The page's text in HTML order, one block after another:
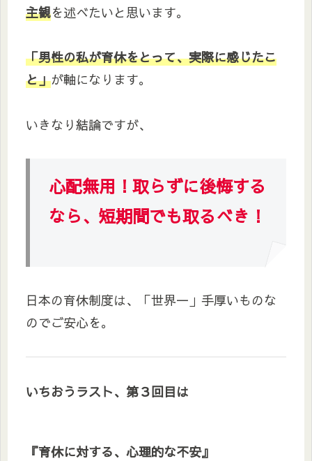
主観を述べたいと思います。
「男性の私が育休をとって、実際に感じたこ
と」が軸になります。
いきなり結論ですが、
心配無用！取らずに後悔する
なら、短期間でも取るべき！
日本の育休制度は、「世界一」手厚いものな
のでご安心を。
いちおうラスト、第３回目は
『育休に対する、心理的な不安』